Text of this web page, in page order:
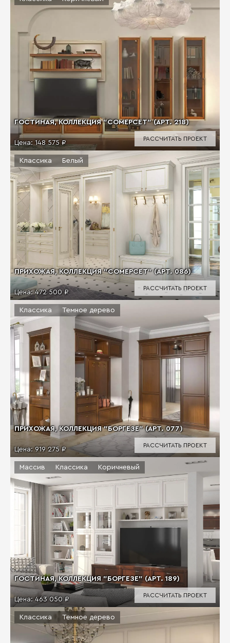
ГОСТИНАЯ, КОЛЛЕКЦИЯ "СОМЕРСЕТ" (АРТ. 218)
Цена: 148 575 ₽
РАССЧИТАТЬ ПРОЕКТ
ПРИХОЖАЯ, КОЛЛЕКЦИЯ "СОМЕРСЕТ" (АРТ. 086)
Цена:472 500 ₽
Классика Белый
РАССЧИТАТЬ ПРОЕКТ
ПРИХОЖАЯ, КОЛЛЕКЦИЯ "БОРГЕЗЕ" (АРТ. 077)
Цена:919 275 ₽
Классика Темное дерево
РАССЧИТАТЬ ПРОЕКТ
ГОСТИНАЯ, КОЛЛЕКЦИЯ "БОРГЕЗЕ" (АРТ. 189)
Цена:463 050 ₽
Массив Классика Коричневый
РАССЧИТАТЬ ПРОЕКТ
Классика Темное дерево